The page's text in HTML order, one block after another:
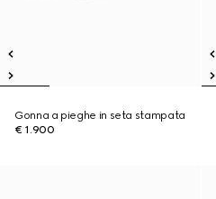
Gonna a pieghe in seta stampata
€ 1.900